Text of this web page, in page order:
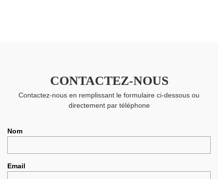
CONTACTEZ-NOUS
Contactez-nous en remplissant le formulaire ci-dessous ou
directement par téléphone
Nom
Email